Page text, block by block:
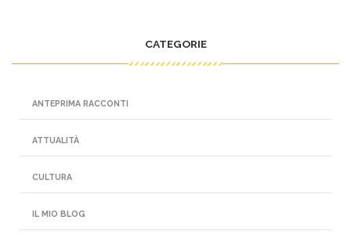
CATEGORIE
ANTEPRIMA RACCONTI
ATTUALITÀ
CULTURA
IL MIO BLOG